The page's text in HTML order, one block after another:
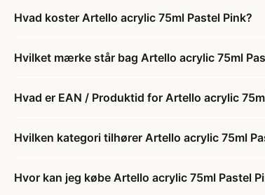
Hvad koster Artello acrylic 75ml Pastel Pink?
Hvilket mærke står bag Artello acrylic 75ml
Hvad er EAN / Produktid for Artello acrylic
Hvilken kategori tilhører Artello acrylic 75ml
Hvor kan jeg købe Artello acrylic 75ml Pastel